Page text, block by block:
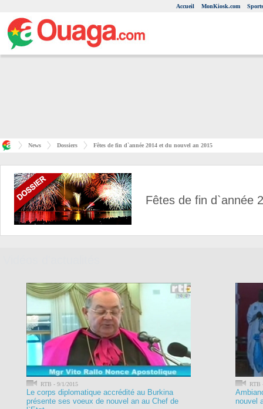
Accueil MonKiosk.com Sports
News Dossiers Fêtes de fin d`année 2014 et du nouvel an 2015
Fêtes de fin d`année
RTB - 9/1/2015
Le corps diplomatique accrédité au Burkina
présente ses voeux de nouvel an au Chef de
RTB
nouvel